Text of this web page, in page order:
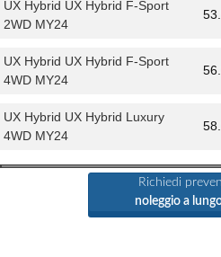
UX Hybrid UX Hybrid F-Sport
2WD MY24
UX Hybrid UX Hybrid F-Sport
4WD MY24
UX Hybrid UX Hybrid Luxury
4WD MY24
Richiedi
noleggio a